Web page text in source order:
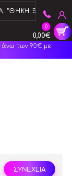
0
0,00€
άνω των 90€ με
ΣΥΝΕΧΕΙΑ